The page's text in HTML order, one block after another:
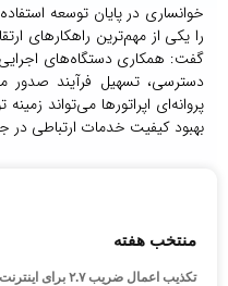
را یکی از مهم‌ترین راهکارهای
گفت: همکاری دستگاه‌های اجرایی
دسترسی، تسهیل فرآیند صدور
پروانه‌ای اپراتورها می‌تواند
بهبود کیفیت خدمات ارتباطی در
منتخب هفته
تکذیب اعمال ضریب ۲.۷ برای اینترنت بین‌الملل از سوی سازمان تنظیم مقررات